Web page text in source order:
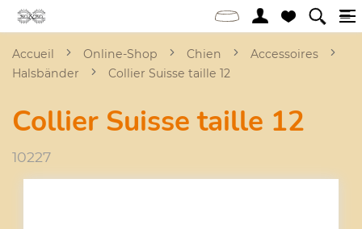
Accueil Online-Shop Chien
Accessoires
Halsbänder
Collier Suisse taille 12
Collier Suisse taille 12
10227